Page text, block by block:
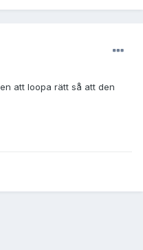
att loopa rätt så att den